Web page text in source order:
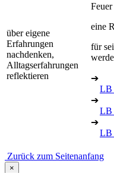
über eigene
Erfahrungen
nachdenken,
Alltagserfahrungen
reflektieren
eine
für
➔
LB
➔
LB
➔
LB
Zurück zum Seitenanfang
×